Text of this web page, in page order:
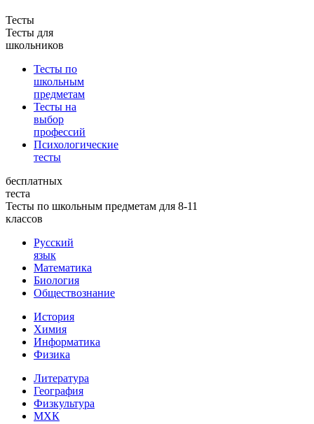
Тесты
Тесты для
школьников
Тесты по
школьным
предметам
Тесты на
выбор
профессий
Психологические
тесты
бесплатных
теста
Тесты по школьным предметам для 8-11
классов
Русский
язык
Математика
Биология
Обществознание
История
Химия
Информатика
Физика
Литература
География
Физкультура
МХК